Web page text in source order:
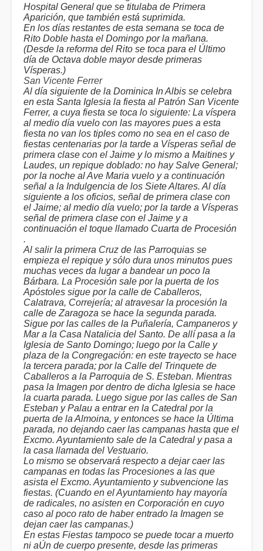
Hospital General que se titulaba de Primera
Aparición, que también está suprimida.
En los días restantes de esta semana se toca de
Rito Doble hasta el Domingo por la mañana.
(Desde la reforma del Rito se toca para el Último
día de Octava doble mayor desde primeras
Vísperas.)
San Vicente Ferrer
Al día siguiente de la Dominica In Albis se celebra
en esta Santa Iglesia la fiesta al Patrón San Vicente
Ferrer, a cuya fiesta se toca lo siguiente: La víspera
al medio día vuelo con las mayores pues a esta
fiesta no van los tiples como no sea en el caso de
fiestas centenarias por la tarde a Vísperas señal de
primera clase con el Jaime y lo mismo a Maitines y
Laudes, un repique doblado: no hay Salve General;
por la noche al Ave Maria vuelo y a continuación
señal a la Indulgencia de los Siete Altares. Al día
siguiente a los oficios, señal de primera clase con
el Jaime; al medio día vuelo; por la tarde a Vísperas
señal de primera clase con el Jaime y a
continuación el toque llamado Cuarta de Procesión
.
Al salir la primera Cruz de las Parroquias se
empieza el repique y sólo dura unos minutos pues
muchas veces da lugar a bandear un poco la
Bárbara. La Procesión sale por la puerta de los
Apóstoles sigue por la calle de Caballeros,
Calatrava, Correjería; al atravesar la procesión la
calle de Zaragoza se hace la segunda parada.
Sigue por las calles de la Puñalería, Campaneros y
Mar a la Casa Natalicia del Santo. De allí pasa a la
Iglesia de Santo Domingo; luego por la Calle y
plaza de la Congregación: en este trayecto se hace
la tercera parada; por la Calle del Trinquete de
Caballeros a la Parroquia de S. Esteban. Mientras
pasa la Imagen por dentro de dicha Iglesia se hace
la cuarta parada. Luego sigue por las calles de San
Esteban y Palau a entrar en la Catedral por la
puerta de la Almoina, y entonces se hace la Última
parada, no dejando caer las campanas hasta que el
Excmo. Ayuntamiento sale de la Catedral y pasa a
la casa llamada del Vestuario.
Lo mismo se observará respecto a dejar caer las
campanas en todas las Procesiones a las que
asista el Excmo. Ayuntamiento y subvencione las
fiestas. (Cuando en el Ayuntamiento hay mayoría
de radicales, no asisten en Corporación en cuyo
caso al poco rato de haber entrado la Imagen se
dejan caer las campanas.)
En estas Fiestas tampoco se puede tocar a muerto
ni aÚn de cuerpo presente, desde las primeras